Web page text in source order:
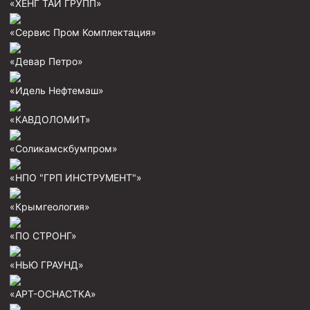
Скребки корончатые СК и тросовые СТ
Центраторы колонные
Герметизаторы устьевые
Инструмент для бурения и КРС (ловильный, аварийный)
Шаблоны колонные
Перья гидромониторные
Пауки гидравлические
Ерши механические
«ХЕНГ ТАЙ ГРУПП»
«Сервис Пром Комплектация»
«Девар Петро»
«Идель Нефтемаш»
«КАВДОЛОМИТ»
«Соликамскбумпром»
«НПО "ГРП ИНСТРУМЕНТ"»
«Крымгеология»
«ПО СТРОНГ»
«НЬЮ ГРАУНД»
«АРТ-ОСНАСТКА»